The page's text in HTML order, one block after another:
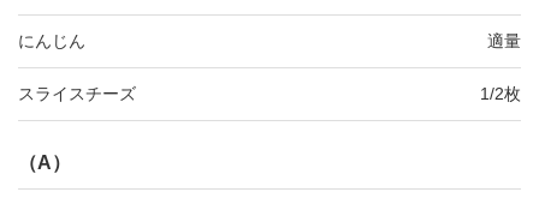
にんじん 適量
スライスチーズ 1/2枚
（A）